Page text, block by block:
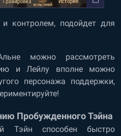
контролем, подойдет для
можно рассмотреть
и Лейлу вполне можно
персонажа поддержки,
Пробужденного Тэйна
Тэйн способен быстро